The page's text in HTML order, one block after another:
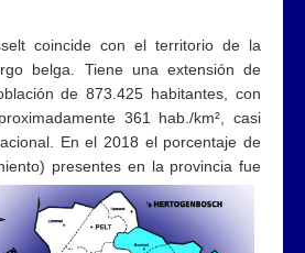
coincide con el territorio de la
belga. Tiene una extensión de
de 873.425 habitantes, con
361 hab./km², casi
En el 2018 el porcentaje de
presentes en laprovincia fue